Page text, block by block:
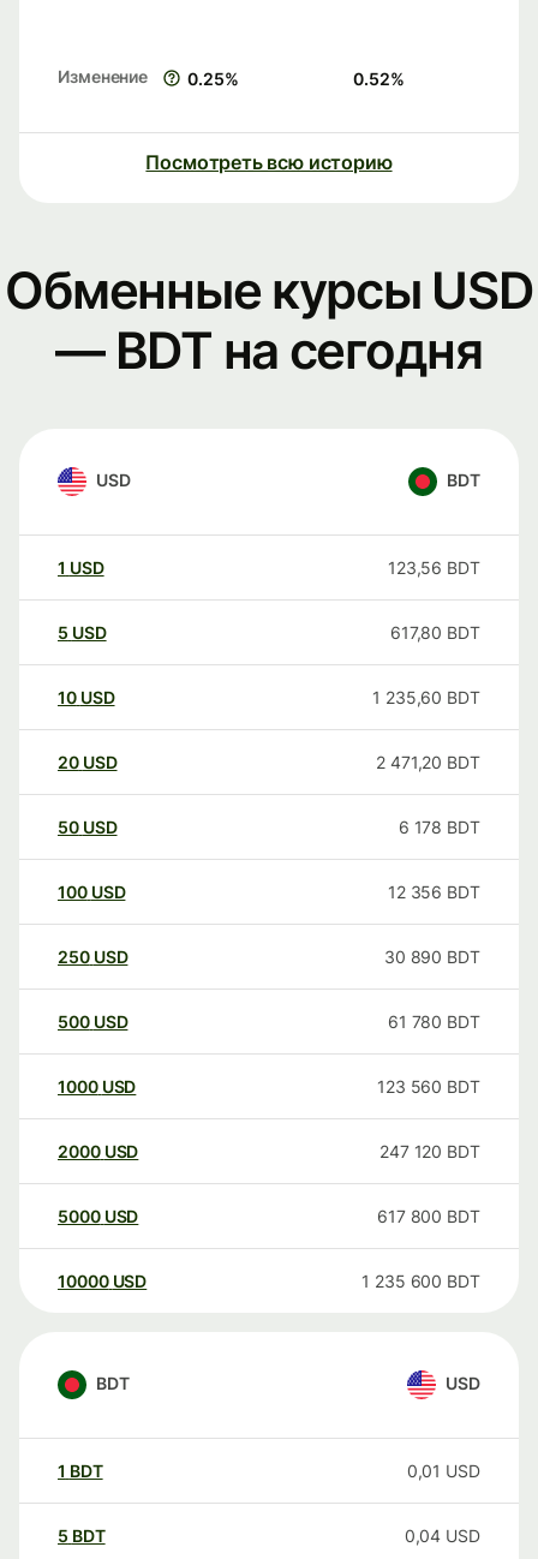
Изменение 0.25% 0.52%
Посмотреть всю историю
Обменные курсы USD
— BDT на сегодня
USD BDT
1 USD 123,56 BDT
5 USD 617,80 BDT
10 USD 1 235,60 BDT
20 USD 2 471,20 BDT
50 USD 6 178 BDT
100 USD 12 356 BDT
250 USD 30 890 BDT
500 USD 61 780 BDT
1000 USD 123 560 BDT
2000 USD 247 120 BDT
5000 USD 617 800 BDT
10000 USD 1 235 600 BDT
BDT USD
1 BDT 0,01 USD
5 BDT 0,04 USD